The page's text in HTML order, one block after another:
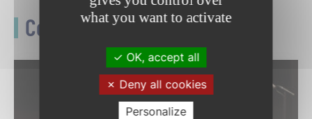
Ceci pourrait vous intéresser
what you want to activate
OK, accept all
Deny all cookies
Personalize